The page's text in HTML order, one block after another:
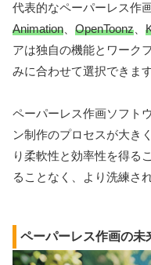
代表的なペーパーレス作
Animation
OpenToonz
アは独自の機能とワーク
みに合わせて選択できます
ペーパーレス作画ソフト
ン制作のプロセスが大き
り柔軟性と効率性を得る
ることなく、より洗練さ
ペーパーレス作画の未